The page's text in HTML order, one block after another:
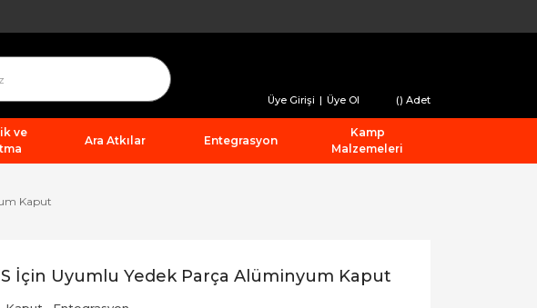
Üye Girişi | Üye Ol () Adet
ve
Ara Atkılar Entegrasyon
Kamp
Malzemeleri
Kaput
İçin Uyumlu Yedek Parça Alüminyum Kaput